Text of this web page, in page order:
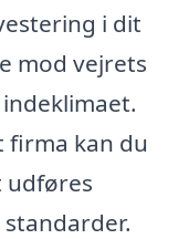
i dit
mod vejrets
firma kan du
udføres